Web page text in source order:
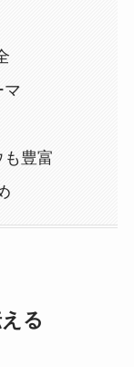
マ
豊富
る